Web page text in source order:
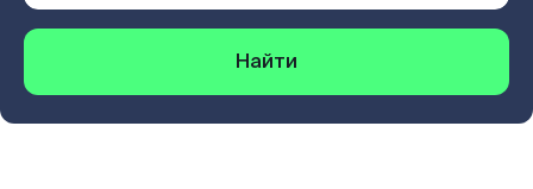
Найти